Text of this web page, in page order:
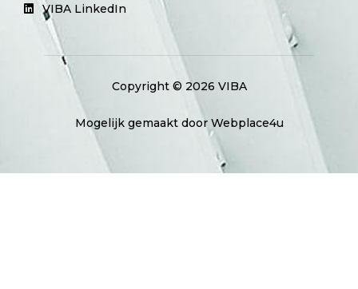
VIBA LinkedIn
Copyright © 2026 VIBA
Mogelijk gemaakt door Webplace4u